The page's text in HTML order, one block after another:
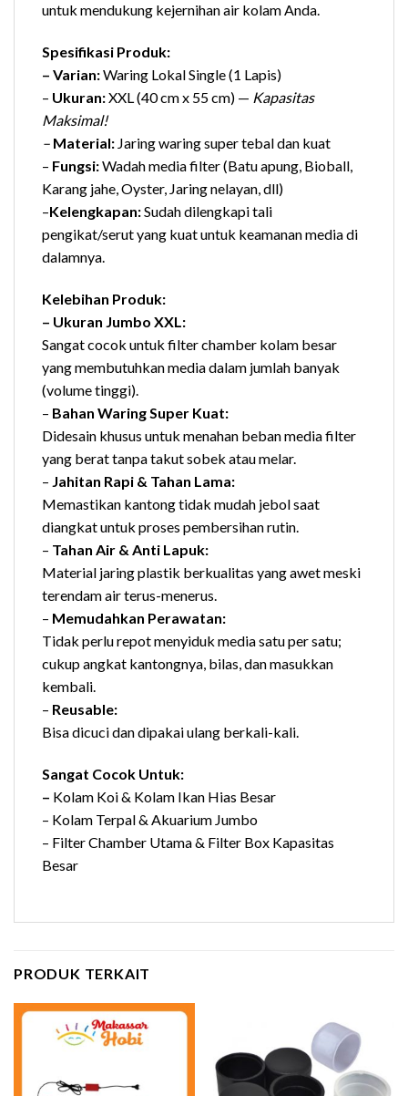
untuk mendukung kejernihan air kolam Anda.
Spesifikasi Produk:
– Varian:Waring Lokal Single (1 Lapis)
– Ukuran:XXL (40 cm x 55 cm) — Kapasitas
Maksimal!
– Material: Jaring waring super tebal dan kuat
– Fungsi:Wadah media filter (Batu apung, Bioball,
Karang jahe, Oyster, Jaring nelayan, dll)
–Kelengkapan:Sudah dilengkapi tali
pengikat/serut yang kuat untuk keamanan media di
dalamnya.
Kelebihan Produk:
– Ukuran Jumbo XXL:
Sangat cocok untuk filter chamber kolam besar
yang membutuhkan media dalam jumlah banyak
(volume tinggi).
– Bahan Waring Super Kuat:
Didesain khusus untuk menahan beban media filter
yang berat tanpa takut sobek atau melar.
– Jahitan Rapi & Tahan Lama:
Memastikan kantong tidak mudah jebol saat
diangkat untuk proses pembersihan rutin.
– Tahan Air & Anti Lapuk:
Material jaring plastik berkualitas yang awet meski
terendam air terus-menerus.
– Memudahkan Perawatan:
Tidak perlu repot menyiduk media satu per satu;
cukup angkat kantongnya, bilas, dan masukkan
kembali.
– Reusable:
Bisa dicuci dan dipakai ulang berkali-kali.
Sangat Cocok Untuk:
– Kolam Koi & Kolam Ikan Hias Besar
– Kolam Terpal & Akuarium Jumbo
– Filter Chamber Utama & Filter Box Kapasitas
Besar
PRODUK TERKAIT